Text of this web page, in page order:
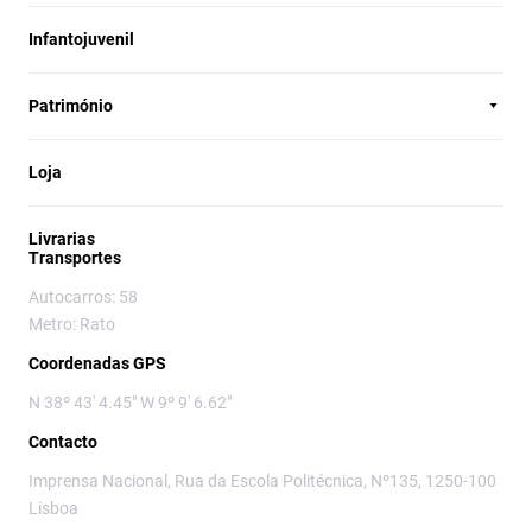
Infantojuvenil
Património
Loja
Livrarias
Transportes
Autocarros: 58
Metro: Rato
Coordenadas GPS
N 38º 43' 4.45" W 9º 9' 6.62"
Contacto
Imprensa Nacional, Rua da Escola Politécnica, Nº135, 1250-100
Lisboa